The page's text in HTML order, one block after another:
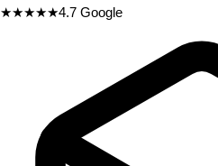
★★★★★4.7 Google